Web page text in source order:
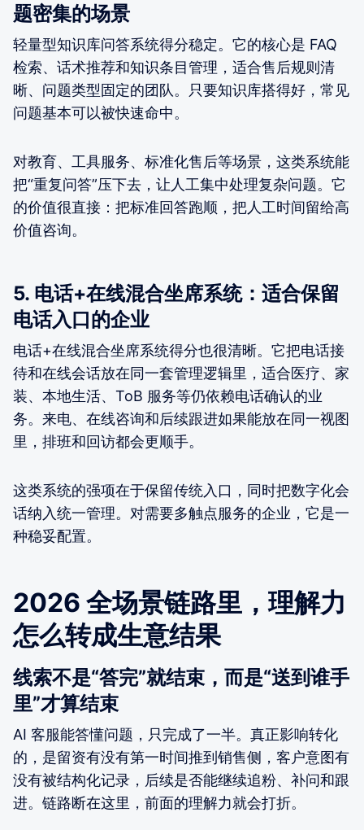
题密集的场景
轻量型知识库问答系统得分稳定。它的核心是 FAQ
检索、话术推荐和知识条目管理，适合售后规则清
晰、问题类型固定的团队。只要知识库搭得好，常见
问题基本可以被快速命中。
对教育、工具服务、标准化售后等场景，这类系统能
把“重复问答”压下去，让人工集中处理复杂问题。它
的价值很直接：把标准回答跑顺，把人工时间留给高
价值咨询。
5. 电话+在线混合坐席系统：适合保留
电话入口的企业
电话+在线混合坐席系统得分也很清晰。它把电话接
待和在线会话放在同一套管理逻辑里，适合医疗、家
装、本地生活、ToB 服务等仍依赖电话确认的业
务。来电、在线咨询和后续跟进如果能放在同一视图
里，排班和回访都会更顺手。
这类系统的强项在于保留传统入口，同时把数字化会
话纳入统一管理。对需要多触点服务的企业，它是一
种稳妥配置。
2026 全场景链路里，理解力
怎么转成生意结果
线索不是“答完”就结束，而是“送到谁手
里”才算结束
AI 客服能答懂问题，只完成了一半。真正影响转化
的，是留资有没有第一时间推到销售侧，客户意图有
没有被结构化记录，后续是否能继续追粉、补问和跟
进。链路断在这里，前面的理解力就会打折。